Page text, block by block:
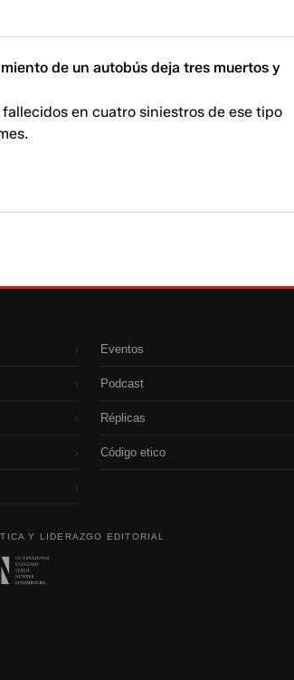
de un autobús deja tres muertos y
en cuatro siniestros de ese tipo
›
›
›
›
›
Eventos
Podcast
Réplicas
Código etico
Y LIDERAZGO EDITORIAL